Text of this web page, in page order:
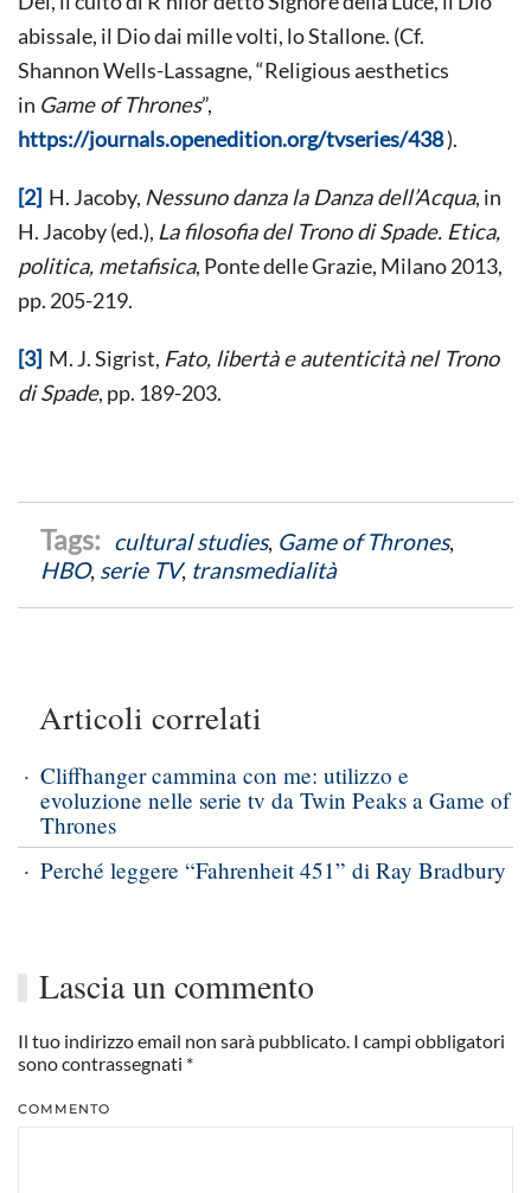
abissale, il Dio dai mille volti, lo Stallone. (Cf.
ShannonWells-Lassagne, “Religious aesthetics
in Game of Thrones”,
https://journals.openedition.org/tvseries/438).
[2] H. Jacoby, Nessuno danza la Danza dell’Acqua, in
H. Jacoby (ed.), La filosofia del Trono di Spade. Etica,
politica, metafisica, Ponte delle Grazie, Milano 2013,
pp. 205-219.
[3] M. J. Sigrist, Fato, libertà e autenticità nel Trono
di Spade, pp. 189-203.
cultural studies, Game of Thrones,
HBO, serie TV, transmedialità
Articoli correlati
Cliffhanger cammina con me: utilizzo e
evoluzione nelle serie tv da Twin Peaks a Game of
Thrones
Perché leggere “Fahrenheit 451” di Ray Bradbury
Lascia un commento
Il tuo indirizzo email non sarà pubblicato. I campi obbligatori
sono contrassegnati *
COMMENTO